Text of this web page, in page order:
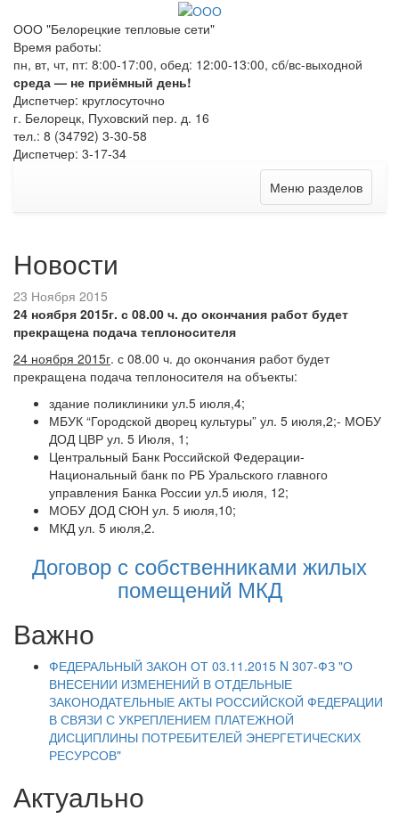
ООО "Белорецкие тепловые сети"
Время работы:
пн, вт, чт, пт: 8:00-17:00, обед: 12:00-13:00, сб/вс-выходной
среда — не приёмный день!
Диспетчер: круглосуточно
г. Белорецк, Пуховский пер. д. 16
тел.: 8 (34792) 3-30-58
Диспетчер: 3-17-34
Меню разделов
Новости
23 Ноября 2015
24 ноября 2015г. с 08.00 ч. до окончания работ будет
прекращена подача теплоносителя
24 ноября 2015г. с 08.00 ч. до окончания работ будет
прекращена подача теплоносителя на объекты:
здание поликлиники ул.5 июля,4;
МБУК “Городской дворец культуры” ул. 5 июля,2;- МОБУ
ДОД ЦВР ул. 5 Июля, 1;
Центральный Банк Российской Федерации-
Национальный банк по РБ Уральского главного
управления Банка России ул.5 июля, 12;
МОБУ ДОД СЮН ул. 5 июля,10;
МКД ул. 5 июля,2.
Договор с собственниками жилых
помещений МКД
Важно
ФЕДЕРАЛЬНЫЙ ЗАКОН ОТ 03.11.2015 N 307-ФЗ "О
ВНЕСЕНИИ ИЗМЕНЕНИЙ В ОТДЕЛЬНЫЕ
ЗАКОНОДАТЕЛЬНЫЕ АКТЫ РОССИЙСКОЙ ФЕДЕРАЦИИ
В СВЯЗИ С УКРЕПЛЕНИЕМ ПЛАТЕЖНОЙ
ДИСЦИПЛИНЫ ПОТРЕБИТЕЛЕЙ ЭНЕРГЕТИЧЕСКИХ
РЕСУРСОВ"
Актуально